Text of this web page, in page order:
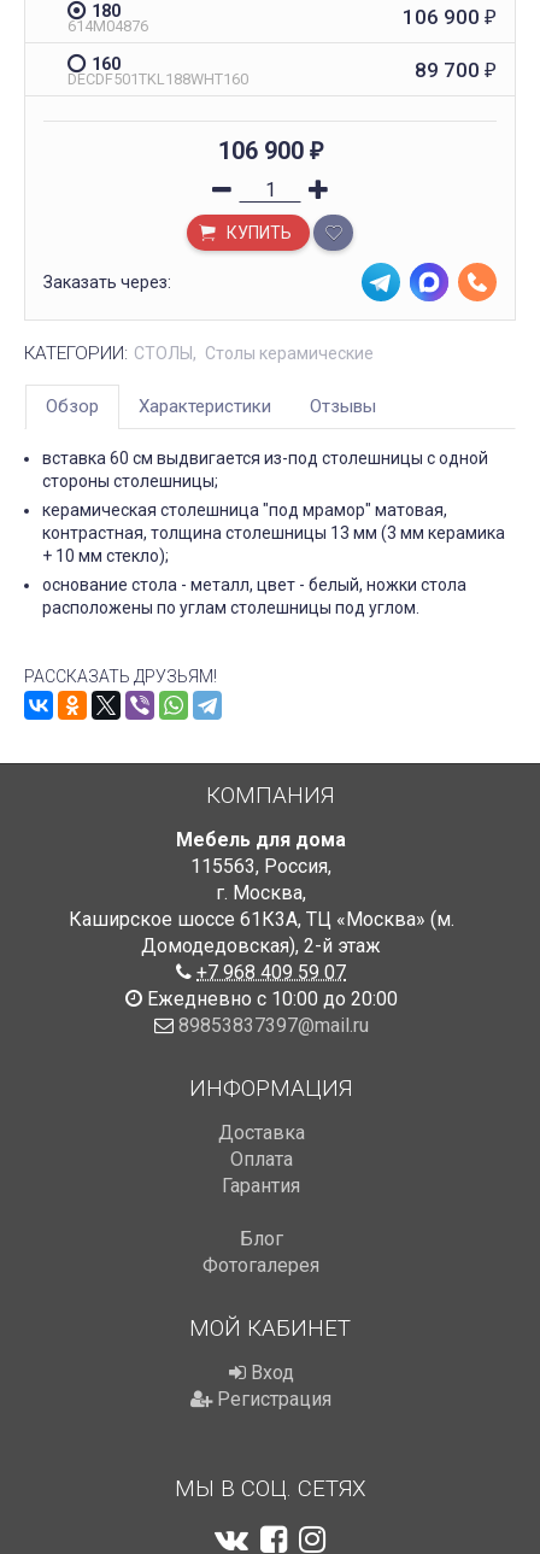
180
614М04876 106 900 ₽
160
DECDF501TKL188WHT160 89 700 ₽
106 900 ₽
КУПИТЬ
Заказать через:
КАТЕГОРИИ: СТОЛЫ Столы керамические
Обзор Характеристики Отзывы
вставка 60 см выдвигается из-под столешницы с одной
стороны столешницы;
керамическая столешница "под мрамор" матовая,
контрастная, толщина столешницы 13 мм (3 мм керамика
+ 10 мм стекло);
основание стола - металл, цвет - белый, ножки стола
расположены по углам столешницы под углом.
РАССКАЗАТЬ ДРУЗЬЯМ!
КОМПАНИЯ
Мебель для дома
115563, Россия,
г. Москва,
Каширское шоссе 61К3А, ТЦ «Москва» (м.
Домодедовская), 2-й этаж
+7 968 409 59 07
Ежедневно с 10:00 до 20:00
89853837397@mail.ru
ИНФОРМАЦИЯ
Доставка
Оплата
Гарантия
Блог
Фотогалерея
МОЙ КАБИНЕТ
Вход
Регистрация
МЫ В СОЦ. СЕТЯХ